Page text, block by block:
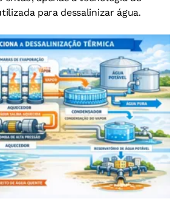
para dessalinizar água.